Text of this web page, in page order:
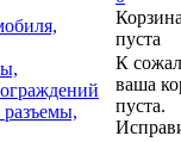
пуста
К
ваша
пуста.